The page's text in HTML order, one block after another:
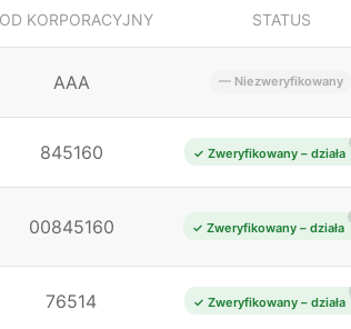
KORPORACYJNY STATUS
AAA — Niezweryfikowany
845160 ✓ Zweryfikowany – działa
00845160 ✓ Zweryfikowany – działa
76514 ✓ Zweryfikowany – działa